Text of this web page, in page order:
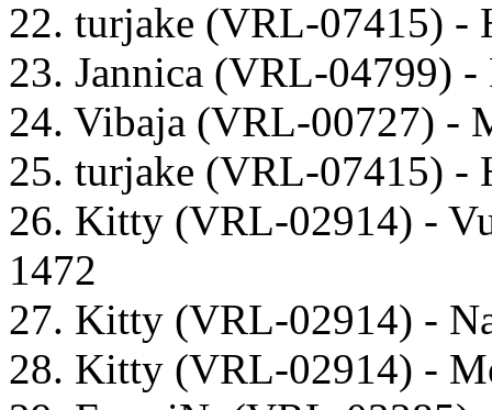
22. turjake (VRL-07415) -
23. Jannica (VRL-04799)
24. Vibaja (VRL-00727) -
25. turjake (VRL-07415) -
26. Kitty (VRL-02914) -
1472
27. Kitty (VRL-02914) -
28. Kitty (VRL-02914) -